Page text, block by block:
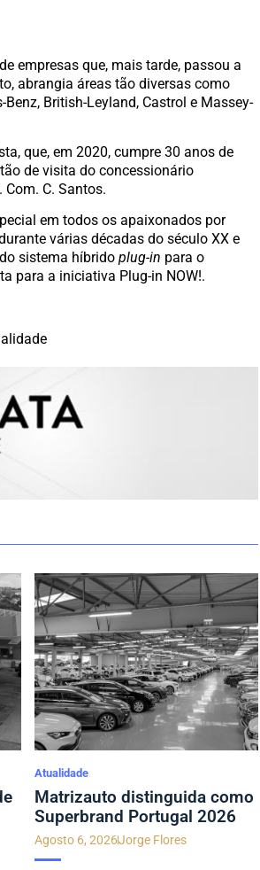
empresas que, mais tarde, passou a
abrangia áreas tão diversas como
British-Leyland, Castrol e Massey-
que, em 2020, cumpre 30 anos de
de visita do concessionário
C. Santos.
em todos os apaixonados por
várias décadas do século XX e
sistema híbridoplug-in para o
para a iniciativa Plug-in NOW!.
Atualidade
Matrizauto distinguida como
Superbrand Portugal 2026
Agosto 6, 2026Jorge Flores